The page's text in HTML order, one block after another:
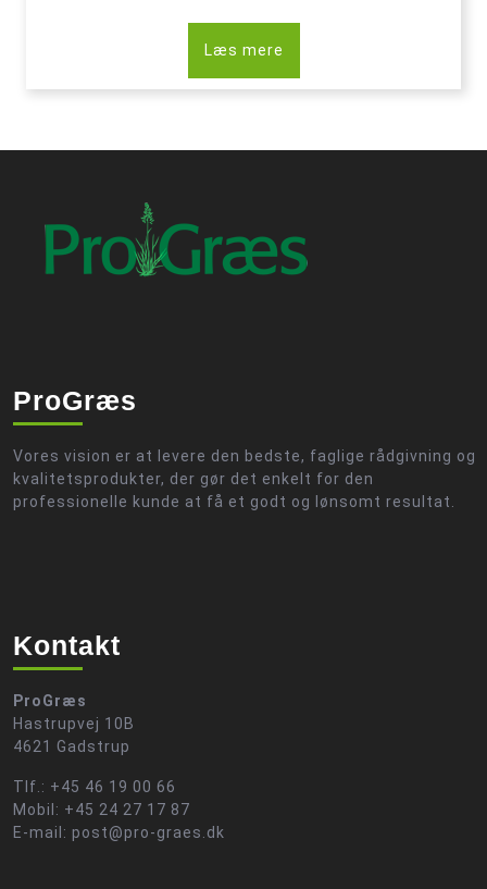
Læs mere
ProGræs
Vores vision er at levere den bedste, faglige rådgivning og
kvalitetsprodukter, der gør det enkelt for den
professionelle kunde at få et godt og lønsomt resultat.
Kontakt
ProGræs
Hastrupvej 10B
4621 Gadstrup
Tlf.: +45 46 19 00 66
Mobil: +45 24 27 17 87
E-mail: post@pro-graes.dk